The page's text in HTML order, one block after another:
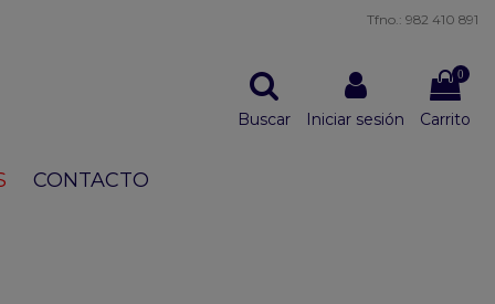
Tfno.: 982 410 891
Buscar Iniciar sesión
0
Carrito
CONTACTO